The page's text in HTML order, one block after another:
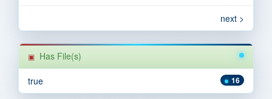
next >
Has File(s)
16
true